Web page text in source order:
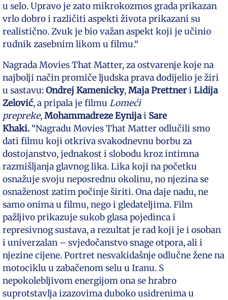
u selo. Upravo je zato mikrokozmos grada prikazan
vrlo dobro i različiti aspekti života prikazani su
realistično. Zvuk je bio važan aspekt koji je učinio
rudnik zasebnim likom u filmu.“
Nagrada Movies That Matter, za ostvarenje koje na
najbolji način promiče ljudska prava dodijelio je žiri
u sastavu:Ondrej Kamenicky,Maja Prettneri Lidija
Zelović, a pripala je filmu Lomeći
prepreke,Mohammadreze Eynijai Sare
Khaki. “Nagradu Movies That Matter odlučili smo
dati filmu koji otkriva svakodnevnu borbu za
dostojanstvo, jednakost i slobodu kroz intimna
razmišljanja glavnog lika. Lika koji na početku
osnažuje svoju neposrednu okolinu, no njezina se
osnaženost zatim počinje širiti. Ona daje nadu, ne
samo onima u filmu, nego i gledateljima. Film
pažljivo prikazuje sukob glasa pojedinca i
represivnog sustava, a rezultat je rad koji je i osoban
i univerzalan – svjedočanstvo snage otpora, ali i
njezine cijene. Portret nesvakidašnje odlučne žene na
motociklu u zabačenom selu u Iranu. S
nepokolebljivom energijom ona se hrabro
suprotstavlja izazovima duboko usidrenima u